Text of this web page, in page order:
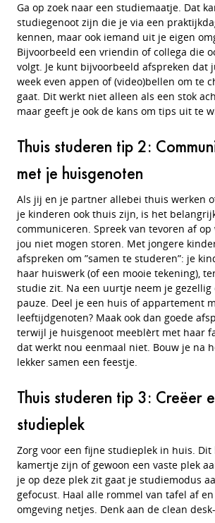
Ga op zoek naar een studiemaatje. Dat
studiegenoot zijn die je via een
kennen, maar ook iemand uit je eigen
Bijvoorbeeld een vriendin of collega die
volgt. Je kunt bijvoorbeeld afspreken dat
week even appen of (video)bellen om te
gaat. Dit werkt niet alleen als een stok
maar geeft je ook de kans om tips uit te
Thuis studeren tip 2:
met je huisgenoten
Als jij en je partner allebei thuis werken
je kinderen ook thuis zijn, is het
communiceren. Spreek van tevoren af
jou niet mogen storen. Met jongere
afspreken om ”samen te studeren”: je
haar huiswerk (of een mooie tekening),
studie zit. Na een uurtje neem je gezellig
pauze. Deel je een huis of appartement
leeftijdgenoten? Maak ook dan goede
terwijl je huisgenoot meeblèrt met haar
dat werkt nou eenmaal niet. Bouw je na
lekker samen een feestje.
Thuis studeren tip 3: Creëer
studieplek
Zorg voor een fijne studieplek in huis. Dit
kamertje zijn of gewoon een vaste plek
je op deze plek zit gaat je studiemodus
gefocust. Haal alle rommel van tafel af
omgeving netjes. Denk aan de clean